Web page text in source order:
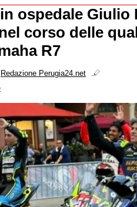
ospedale Giulio
corso delle
R7
Redazione Perugia24.net